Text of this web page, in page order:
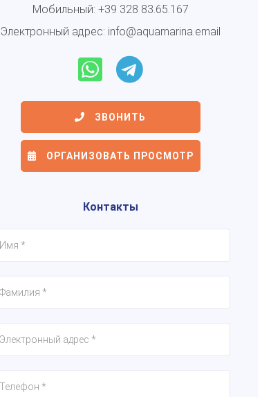
Мобильный: +39 328 83.65.167
Электронный адрес: info@aquamarina.email
ЗВОНИТЬ
ОРГАНИЗОВАТЬ ПРОСМОТР
Контакты